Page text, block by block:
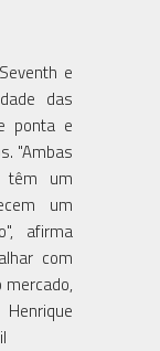
e
das
ponta e
"Ambas
têm um
um
afirma
com